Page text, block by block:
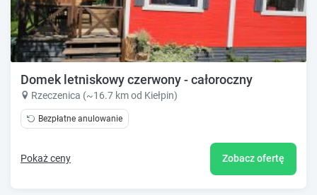
Domek letniskowy czerwony - całoroczny
Rzeczenica (~16.7 km od Kiełpin)
Bezpłatne anulowanie
Pokaż ceny Zobacz ofertę